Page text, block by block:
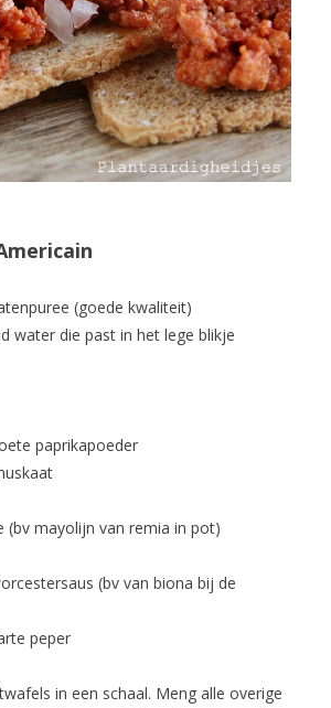
(goede kwaliteit)
water die past in het lege blikje
paprikapoeder
(bv mayolijn van remia in pot)
(bv van biona bij de
peper
in een schaal. Meng alle overige